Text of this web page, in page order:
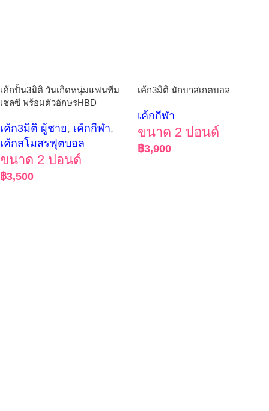
เค้กปั้น3มิติ วันเกิดหนุ่มแฟนทีม
เชลซี พร้อมตัวอักษรHBD
เค้ก3มิติ ผู้ชาย, เค้กกีฬา,
เค้กสโมสรฟุตบอล
ขนาด 2 ปอนด์
฿3,500
เค้ก3มิติ นักบาสเกตบอล
เค้กกีฬา
ขนาด 2 ปอนด์
฿3,900